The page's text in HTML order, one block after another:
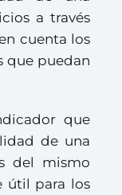
a través
cuenta los
que puedan
que
de una
del mismo
útil para los